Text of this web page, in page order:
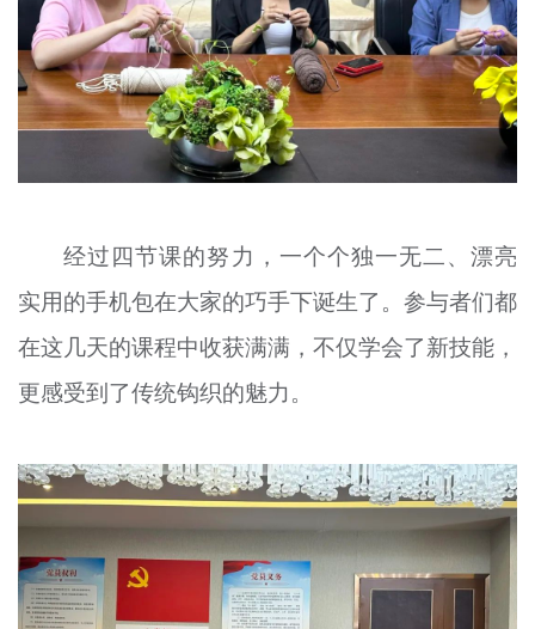
经过四节课的努力，一个个独一无二、漂亮
实用的手机包在大家的巧手下诞生了。参与者们都
在这几天的课程中收获满满，不仅学会了新技能，
更感受到了传统钩织的魅力。